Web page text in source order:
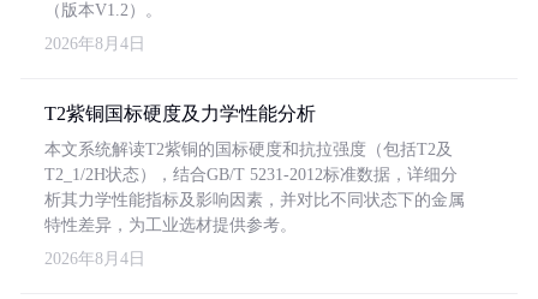
（版本V1.2）。
2026年8月4日
T2紫铜国标硬度及力学性能分析
本文系统解读T2紫铜的国标硬度和抗拉强度（包括T2及
T2_1/2H状态），结合GB/T 5231-2012标准数据，详细分
析其力学性能指标及影响因素，并对比不同状态下的金属
特性差异，为工业选材提供参考。
2026年8月4日